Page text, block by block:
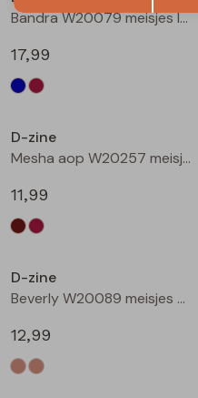
Bandra W20079 meisjes lange broek Wijnrood
17,99
D-zine
Mesha aop W20257 meisjes t-shirts lange mouw Wijnrood
11,99
D-zine
Beverly W20089 meisjes T-shirt korte mouw Ecru
12,99